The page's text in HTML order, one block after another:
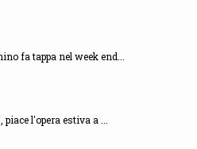
fa tappa nel week end...
l'opera estiva a ...